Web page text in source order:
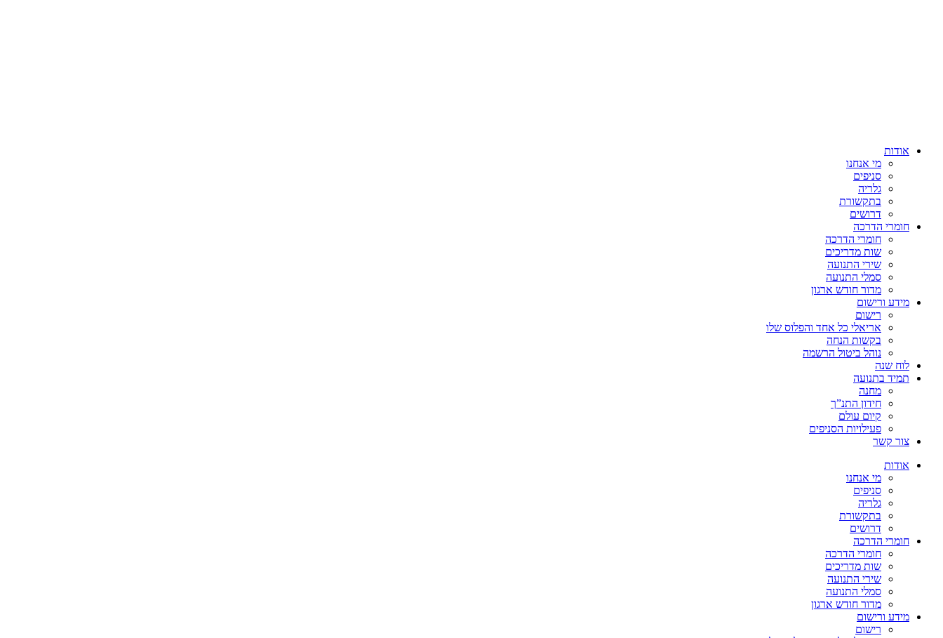
אודות
מי אנחנו
סניפים
גלריה
בתקשורת
דרושים
חומרי הדרכה
חומרי הדרכה
שות מדריכים
שירי התנועה
סמלי התנועה
מדור חודש ארגון
מידע ורישום
רישום
אריאלי כל אחד והפלוס שלו
בקשות הנחה
נוהל ביטול הרשמה
לוח שנה
תמיד בתנועה
מחנה
חידון התנ”ך
קיום עולם
פעילויות הסניפים
צור קשר
אודות
מי אנחנו
סניפים
גלריה
בתקשורת
דרושים
חומרי הדרכה
חומרי הדרכה
שות מדריכים
שירי התנועה
סמלי התנועה
מדור חודש ארגון
מידע ורישום
רישום